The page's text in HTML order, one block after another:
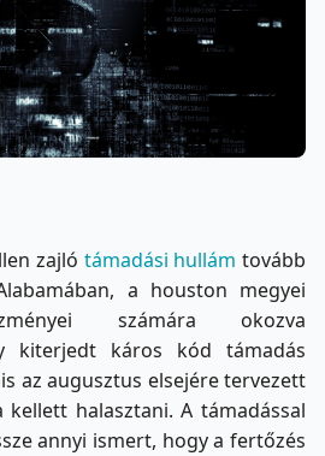
zajló támadási hullám tovább
a houston megyei
számára okozva
kiterjedt káros kód támadás
az augusztus elsejére tervezett
halasztani. A támadással
annyi ismert, hogy a fertőzés